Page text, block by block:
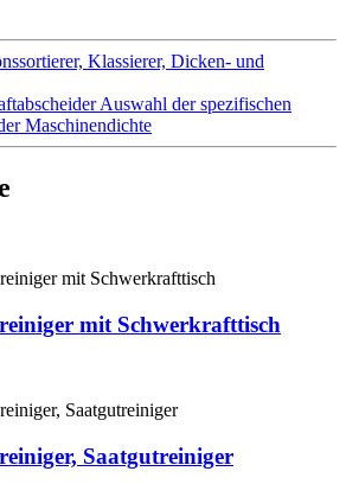
Klassierer, Dicken- und
Auswahl der spezifischen
Maschinendichte
mit Schwerkrafttisch
Saatgutreiniger